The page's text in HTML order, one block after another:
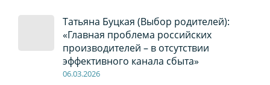
Татьяна Буцкая (Выбор родителей):
«Главная проблема российских
производителей – в отсутствии
эффективного канала сбыта»
06.03.2026